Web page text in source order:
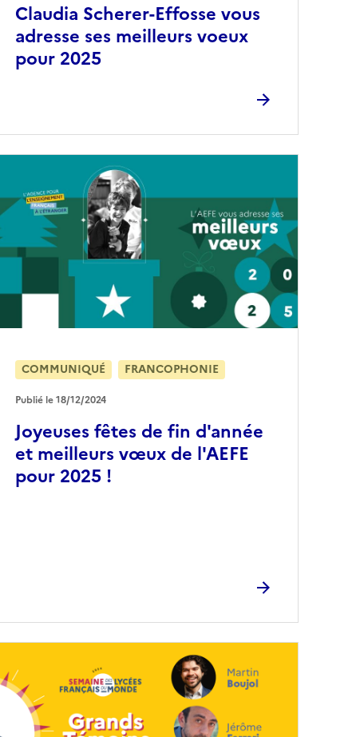
Claudia Scherer-Effosse vous
adresse ses meilleurs voeux
pour 2025
Joyeuses fêtes de fin d'année
et meilleurs vœux de l'AEFE
pour 2025 !
COMMUNIQUÉ FRANCOPHONIE
Publié le 18/12/2024